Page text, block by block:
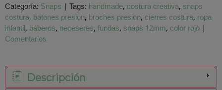
Categoría: Snaps | Tags: handmade costura creativa snaps
costura botones presion broches presion cierres costura ropa
infantil baberos neceseres fundas snaps 12mm color rojo |
Comentarios
Descripción